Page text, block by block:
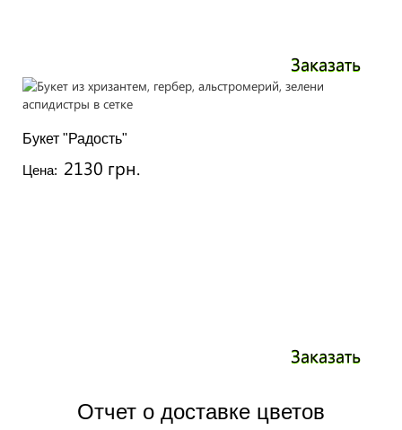
Заказать
Букет "Радость"
Цена: 2130 грн.
Заказать
Отчет о доставке цветов